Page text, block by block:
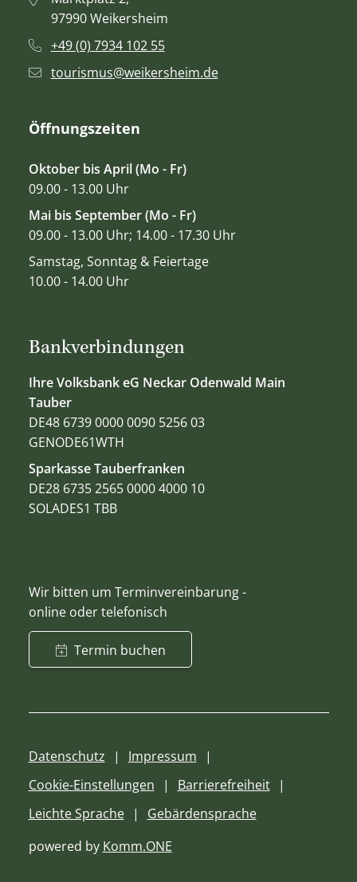
Bankverbindungen
Ihre Volksbank eG Neckar Odenwald Main
Tauber
DE48 6739 0000 0090 5256 03
GENODE61WTH
Sparkasse Tauberfranken
DE28 6735 2565 0000 4000 10
SOLADES1 TBB
Wir bitten um Terminvereinbarung -
online oder telefonisch
Termin buchen
97990 Weikersheim
+49 (0) 7934 102 55
tourismus@weikersheim.de
Öffnungszeiten
Oktober bis April (Mo - Fr)
09.00 - 13.00 Uhr
Mai bis September (Mo - Fr)
09.00 - 13.00 Uhr; 14.00 - 17.30 Uhr
Samstag, Sonntag & Feiertage
10.00 - 14.00 Uhr
Datenschutz
Impressum
Cookie-Einstellungen
Barrierefreiheit
Leichte Sprache
Gebärdensprache
powered by Komm.ONE